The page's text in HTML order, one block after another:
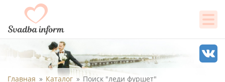
Главная Каталог Поиск "леди фуршет"